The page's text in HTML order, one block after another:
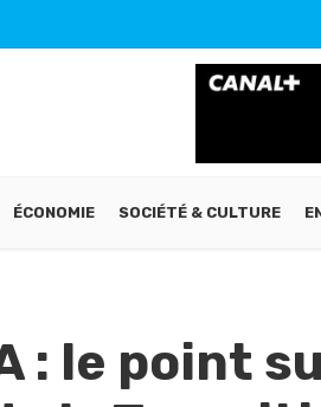
ÉCONOMIE SOCIÉTÉ & CULTURE
: le point